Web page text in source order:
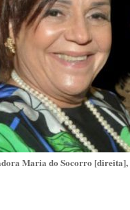
Maria do Socorro